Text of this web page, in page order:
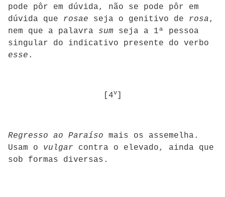
pode pôr em dúvida, não se pode pôr em
dúvida que rosae seja o genitivo de rosa,
nem que a palavra sum seja a 1ª pessoa
singular do indicativo presente do verbo
esse .
[4v
Regresso ao Paraíso mais os assemelha.
Usam o vulgar contra o elevado, ainda que
sob formas diversas.